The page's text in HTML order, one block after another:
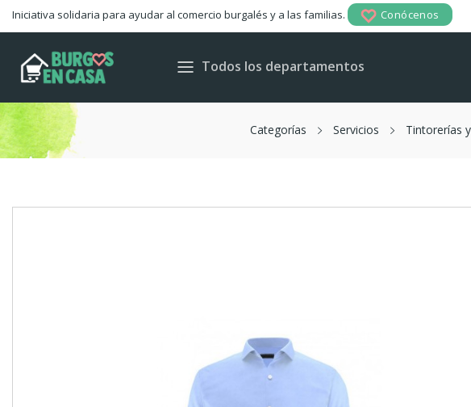
Iniciativa solidaria para ayudar al comercio burgalés y a las familias. Conócenos
Todos los departamentos
Categorías Servicios Tintorerías